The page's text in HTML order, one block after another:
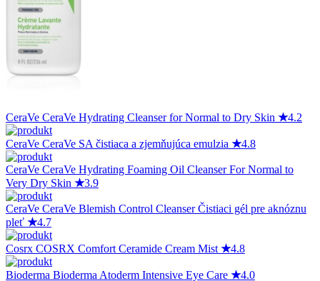
CeraVe CeraVe Hydrating Cleanser for Normal to Dry Skin ★4.2
CeraVe CeraVe SA čistiaca a zjemňujúca emulzia ★4.8
CeraVe CeraVe Hydrating Foaming Oil Cleanser For Normal to
Very Dry Skin ★3.9
CeraVe CeraVe Blemish Control Cleanser Čistiaci gél pre aknóznu
pleť ★4.7
Cosrx COSRX Comfort Ceramide Cream Mist ★4.8
Bioderma Bioderma Atoderm Intensive Eye Care ★4.0